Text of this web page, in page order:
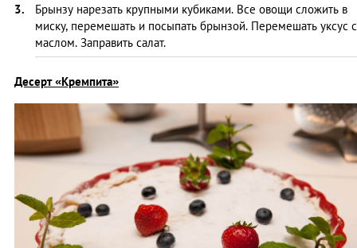
Брынзу нарезать крупными кубиками. Все овощи сложить в
миску, перемешать и посыпать брынзой. Перемешать уксус с
маслом. Заправить салат.
Десерт «Кремпита»